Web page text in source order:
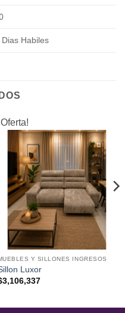
Habiles
Y SILLONES INGRESOS
Luxor
3,106,337